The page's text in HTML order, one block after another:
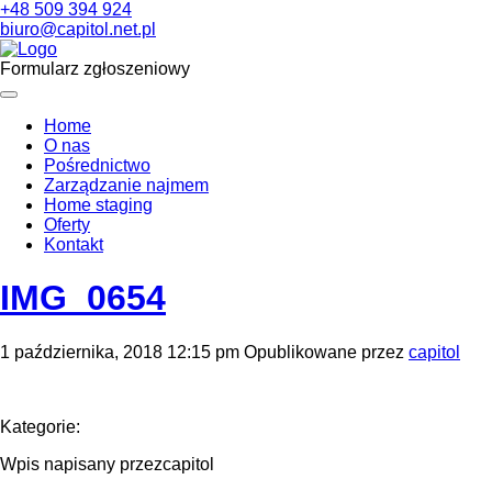
+48 509 394 924
biuro@capitol.net.pl
Formularz zgłoszeniowy
Home
O nas
Pośrednictwo
Zarządzanie najmem
Home staging
Oferty
Kontakt
IMG_0654
1 października, 2018 12:15 pm Opublikowane przez capitol
Kategorie:
Wpis napisany przezcapitol